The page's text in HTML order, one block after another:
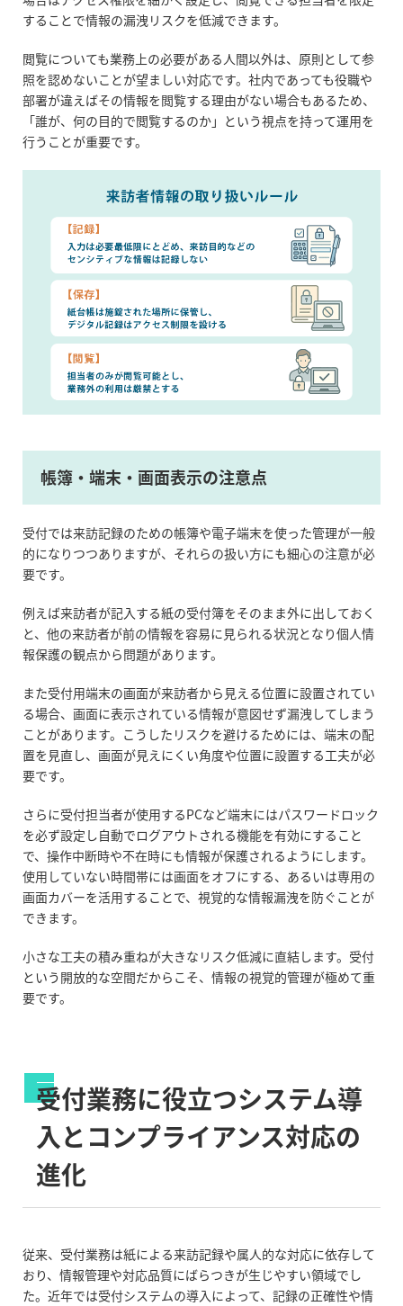
することで情報の漏洩リスクを低減できます。
閲覧についても業務上の必要がある人間以外は、原則として参
照を認めないことが望ましい対応です。社内であっても役職や
部署が違えばその情報を閲覧する理由がない場合もあるため、
「誰が、何の目的で閲覧するのか」という視点を持って運用を
行うことが重要です。
帳簿・端末・画面表示の注意点
受付では来訪記録のための帳簿や電子端末を使った管理が一般
的になりつつありますが、それらの扱い方にも細心の注意が必
要です。
例えば来訪者が記入する紙の受付簿をそのまま外に出しておく
と、他の来訪者が前の情報を容易に見られる状況となり個人情
報保護の観点から問題があります。
また受付用端末の画面が来訪者から見える位置に設置されてい
る場合、画面に表示されている情報が意図せず漏洩してしまう
ことがあります。こうしたリスクを避けるためには、端末の配
置を見直し、画面が見えにくい角度や位置に設置する工夫が必
要です。
さらに受付担当者が使用するPCなど端末にはパスワードロック
を必ず設定し自動でログアウトされる機能を有効にすること
で、操作中断時や不在時にも情報が保護されるようにします。
使用していない時間帯には画面をオフにする、あるいは専用の
画面カバーを活用することで、視覚的な情報漏洩を防ぐことが
できます。
小さな工夫の積み重ねが大きなリスク低減に直結します。受付
という開放的な空間だからこそ、情報の視覚的管理が極めて重
要です。
受付業務に役立つシステム導
入とコンプライアンス対応の
進化
従来、受付業務は紙による来訪記録や属人的な対応に依存して
おり、情報管理や対応品質にばらつきが生じやすい領域でし
た。近年では受付システムの導入によって、記録の正確性や情